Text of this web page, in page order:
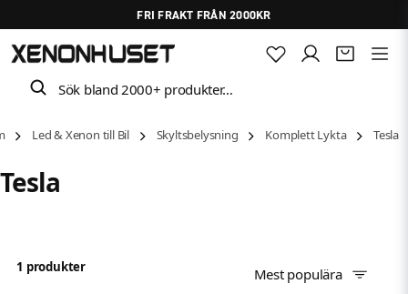
FRI FRAKT FRÅN 2000KR
Sök bland 2000+ produkter…
Led & Xenon till Bil Skyltsbelysning Komplett Lykta Tesla
Tesla
1 produkter Mest populära